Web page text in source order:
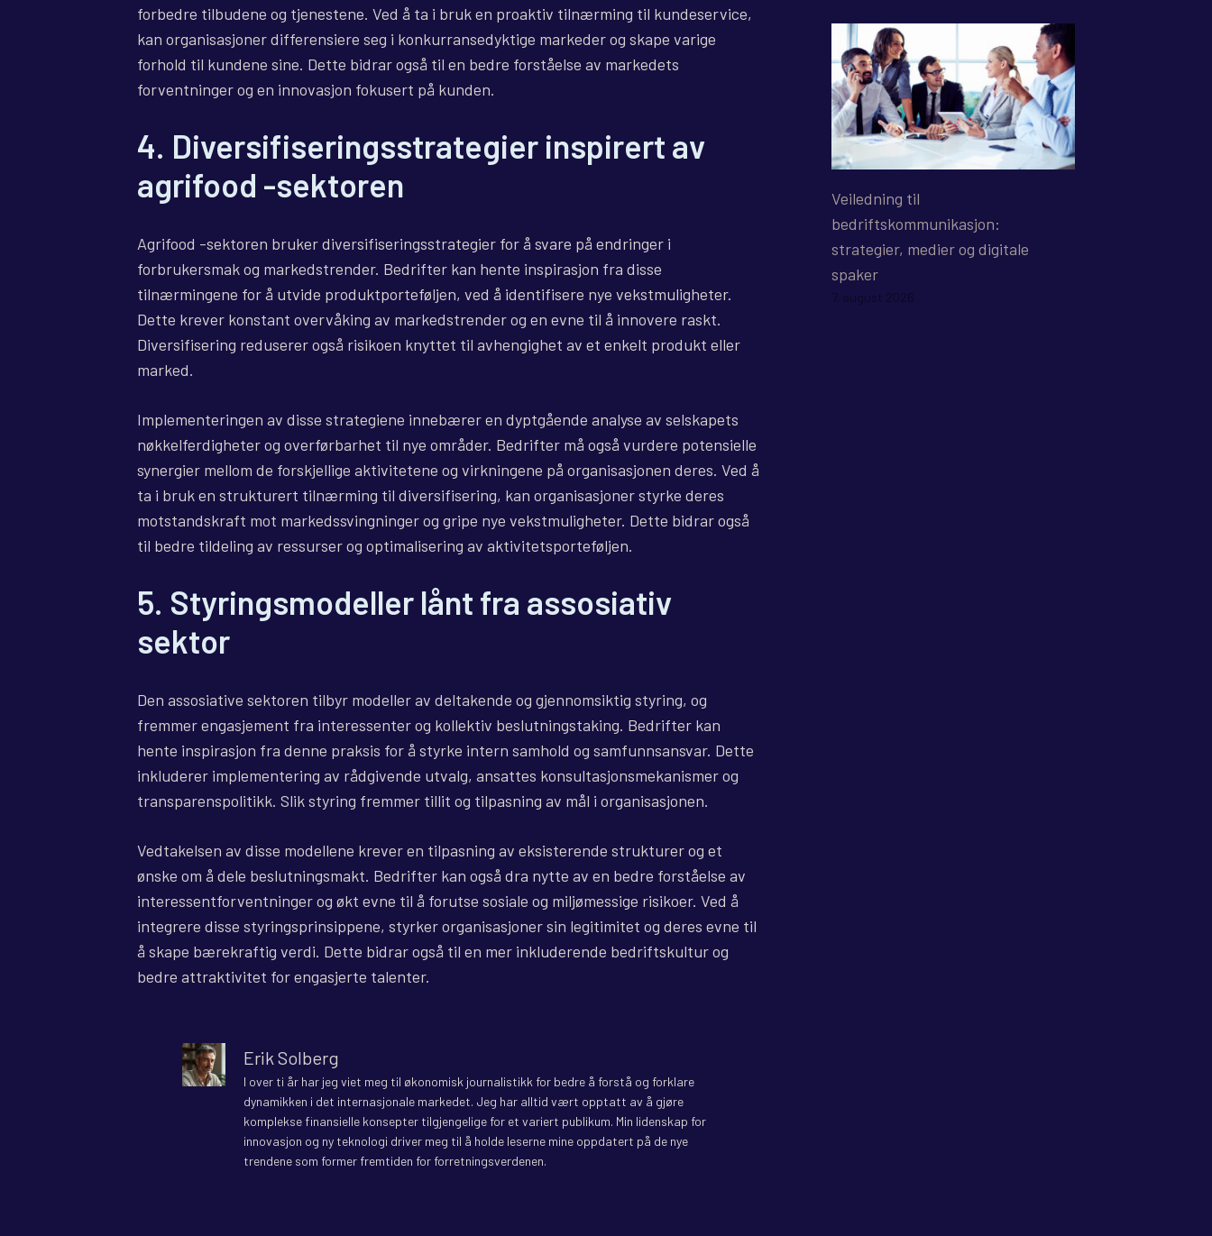
forbedre tilbudene og tjenestene. Ved å ta i bruk en proaktiv tilnærming til kundeservice,
kan organisasjoner differensiere seg i konkurransedyktige markeder og skape varige
forhold til kundene sine. Dette bidrar også til en bedre forståelse av markedets
forventninger og en innovasjon fokusert på kunden.
4. Diversifiseringsstrategier inspirert av
agrifood -sektoren
Agrifood -sektoren bruker diversifiseringsstrategier for å svare på endringer i
forbrukersmak og markedstrender. Bedrifter kan hente inspirasjon fra disse
tilnærmingene for å utvide produktporteføljen, ved å identifisere nye vekstmuligheter.
Dette krever konstant overvåking av markedstrender og en evne til å innovere raskt.
Diversifisering reduserer også risikoen knyttet til avhengighet av et enkelt produkt eller
marked.
Implementeringen av disse strategiene innebærer en dyptgående analyse av selskapets
nøkkelferdigheter og overførbarhet til nye områder. Bedrifter må også vurdere potensielle
synergier mellom de forskjellige aktivitetene og virkningene på organisasjonen deres. Ved å
ta i bruk en strukturert tilnærming til diversifisering, kan organisasjoner styrke deres
motstandskraft mot markedssvingninger og gripe nye vekstmuligheter. Dette bidrar også
til bedre tildeling av ressurser og optimalisering av aktivitetsporteføljen.
5. Styringsmodeller lånt fra assosiativ
sektor
Den assosiative sektoren tilbyr modeller av deltakende og gjennomsiktig styring, og
fremmer engasjement fra interessenter og kollektiv beslutningstaking. Bedrifter kan
hente inspirasjon fra denne praksis for å styrke intern samhold og samfunnsansvar. Dette
inkluderer implementering av rådgivende utvalg, ansattes konsultasjonsmekanismer og
transparenspolitikk. Slik styring fremmer tillit og tilpasning av mål i organisasjonen.
Vedtakelsen av disse modellene krever en tilpasning av eksisterende strukturer og et
ønske om å dele beslutningsmakt. Bedrifter kan også dra nytte av en bedre forståelse av
interessentforventninger og økt evne til å forutse sosiale og miljømessige risikoer. Ved å
integrere disse styringsprinsippene, styrker organisasjoner sin legitimitet og deres evne til
å skape bærekraftig verdi. Dette bidrar også til en mer inkluderende bedriftskultur og
bedre attraktivitet for engasjerte talenter.
Erik Solberg
I over ti år har jeg viet meg til økonomisk journalistikk for bedre å forstå og forklare
dynamikken i det internasjonale markedet. Jeg har alltid vært opptatt av å gjøre
komplekse finansielle konsepter tilgjengelige for et variert publikum. Min lidenskap for
innovasjon og ny teknologi driver meg til å holde leserne mine oppdatert på de nye
trendene som former fremtiden for forretningsverdenen.
Veiledning til
bedriftskommunikasjon:
strategier, medier og digitale
spaker
7. august 2026